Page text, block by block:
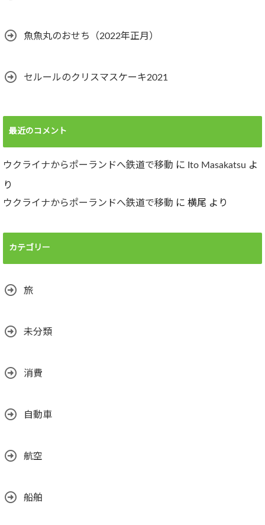
魚魚丸のおせち（2022年正月）
セルールのクリスマスケーキ2021
最近のコメント
ウクライナからポーランドへ鉄道で移動 に Ito Masakatsu よ
り
ウクライナからポーランドへ鉄道で移動 に 横尾 より
カテゴリー
旅
未分類
消費
自動車
航空
船舶